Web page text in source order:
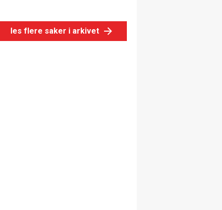
les flere saker i arkivet